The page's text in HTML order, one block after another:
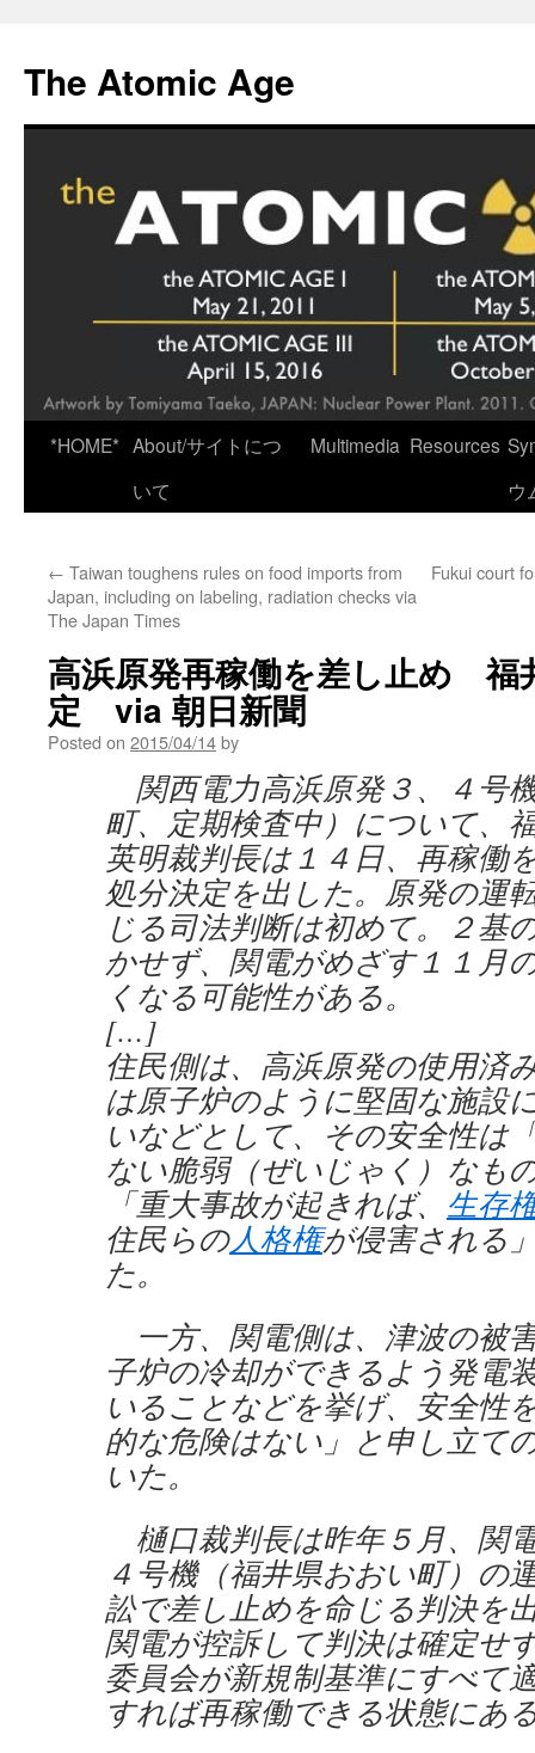
content
The Atomic Age
*HOME* About/サイトにつ
いて
Multimedia Resources
ウ
← Taiwan toughens rules on food imports from
Japan, including on labeling, radiation checks via
The Japan Times
Fukui court
高浜原発再稼働を差し止め 福
定 via 朝日新聞
Posted on 2015/04/14by
関西電力高浜原発３、４号
町、定期検査中）について、
英明裁判長は１４日、再稼働
処分決定を出した。原発の運
じる司法判断は初めて。２基
かせず、関電がめざす１１月
くなる可能性がある。
[…]
住民側は、高浜原発の使用済
は原子炉のように堅固な施設
いなどとして、その安全性は
ない脆弱（ぜいじゃく）なも
「重大事故が起きれば、 生存
住民らの人格権が侵害される
た。
一方、関電側は、津波の被
子炉の冷却ができるよう発電
いることなどを挙げ、安全性
的な危険はない」と申し立て
いた。
樋口裁判長は昨年５月、関
４号機（福井県おおい町）の
訟で差し止めを命じる判決を
関電が控訴して判決は確定せ
委員会が新規制基準にすべて
すれば再稼働できる状態にあ